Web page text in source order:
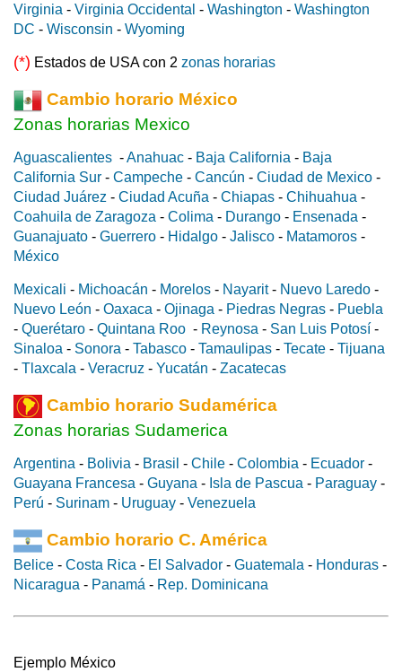
Virginia - Virginia Occidental - Washington - Washington
DC - Wisconsin - Wyoming
(*) Estados de USA con 2 zonas horarias
Cambio horario México
Zonas horarias Mexico
Aguascalientes -Anahuac - Baja California - Baja
California Sur - Campeche - Cancún - Ciudad de Mexico -
Ciudad Juárez - Ciudad Acuña - Chiapas - Chihuahua -
Coahuila de Zaragoza - Colima - Durango - Ensenada -
Guanajuato - Guerrero - Hidalgo - Jalisco - Matamoros -
México
Mexicali - Michoacán - Morelos - Nayarit- Nuevo Laredo -
Nuevo León - Oaxaca - Ojinaga - Piedras Negras - Puebla
- Querétaro - Quintana Roo - Reynosa - San Luis Potosí -
Sinaloa - Sonora - Tabasco - Tamaulipas - Tecate - Tijuana
- Tlaxcala - Veracruz - Yucatán - Zacatecas
Cambio horario Sudamérica
Zonas horarias Sudamerica
Argentina - Bolivia - Brasil - Chile - Colombia - Ecuador -
Guayana Francesa - Guyana - Isla de Pascua - Paraguay -
Perú - Surinam - Uruguay - Venezuela
Cambio horario C. América
Belice - Costa Rica - El Salvador - Guatemala - Honduras -
Nicaragua - Panamá - Rep. Dominicana
Ejemplo México